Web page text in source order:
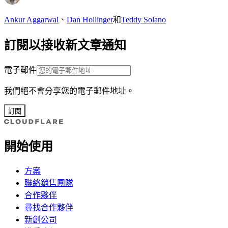
Ankur Aggarwal 、 Dan Hollinger和Teddy Solano
訂閱以接收新文章通知
電子郵件
我們絕不會分享您的電子郵件地址。
訂閱
開始使用
方案
聯絡銷售團隊
合作夥伴
尋找合作夥伴
新創公司